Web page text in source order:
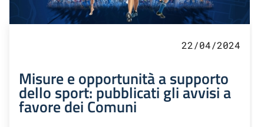
22/04/2024
Misure e opportunità a supporto
dello sport: pubblicati gli avvisi a
favore dei Comuni